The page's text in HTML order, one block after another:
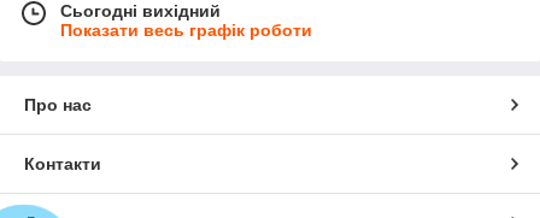
Сьогодні вихідний
Показати весь графік роботи
Про нас
Контакти